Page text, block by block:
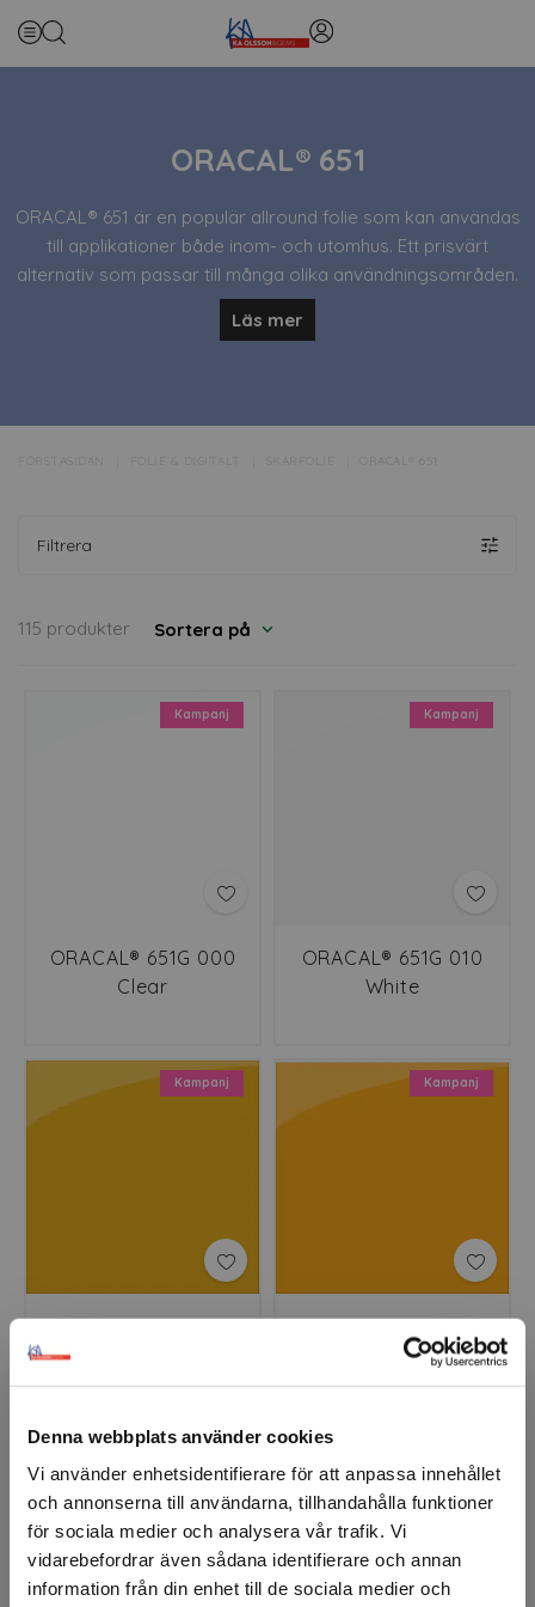
Denna webbplats använder cookies
Vi använder enhetsidentifierare för att anpassa innehållet
och annonserna till användarna, tillhandahålla funktioner
för sociala medier och analysera vår trafik. Vi
vidarebefordrar även sådana identifierare och annan
information från din enhet till de sociala medier och
ORACAL® 651
ORACAL® 651 är en populär allround folie som kan användas
till applikationer både inom- och utomhus. Ett prisvärt
alternativ som passar till många olika användningsområden.
ORACAL® 651 är enkel att skära och rensa med skärplotter.
Läs mer
FÖRSTASIDAN FOLIE & DIGITALT ORACAL® 651
Filtrera
115 produkter Sortera på
Kampanj
ORACAL® 651G 000
Clear
Kampanj
ORACAL® 651G 010
White
Kampanj
ORACAL® 651G 019
Kampanj
ORACAL® 651G 020
Golden yellow